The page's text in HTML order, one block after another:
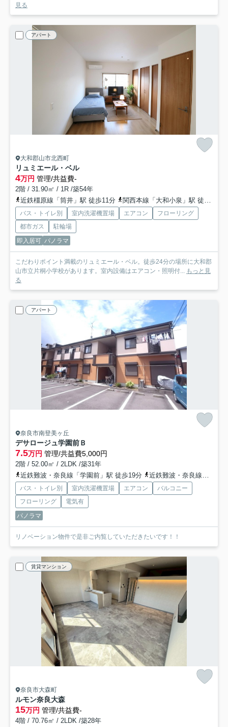
見る
アパート
大和郡山市北西町
リュミエール・ベル
4万円 管理/共益費-
2階 / 31.90㎡ / 1R /築54年
近鉄橿原線「筒井」駅 徒歩11分
関西本線「大和小泉」駅 徒歩15分
バス・トイレ別 室内洗濯機置場 エアコン
フローリング
都市ガス
駐輪場
即入居可 パノラマ
こだわりポイント満載のリュミエール・ベル。徒歩24分の場所に大和郡
山市立片桐小学校があります。室内設備はエアコン・照明付...
もっと見
る
アパート
奈良市南登美ヶ丘
デサロージュ学園前Ｂ
7.5万円 管理/共益費5,000円
2階 / 52.00㎡ / 2LDK /築31年
近鉄難波・奈良線「学園前」駅 徒歩19分
近鉄難波・奈良線「富雄」駅 徒歩26分
バス・トイレ別 室内洗濯機置場 エアコン
バルコニー
フローリング
電気有
パノラマ
リノベーション物件で是非ご内覧していただきたいです！！
賃貸マンション
奈良市大森町
ルモン奈良大森
15万円 管理/共益費-
4階 / 70.76㎡ / 2LDK /築28年